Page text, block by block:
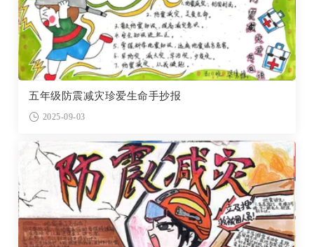
五年级防震减灾珍爱生命手抄报
2025-09-03